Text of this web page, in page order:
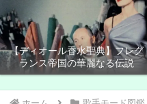
【ディオール香水聖典】フレグ
ランス帝国の華麗なる伝説